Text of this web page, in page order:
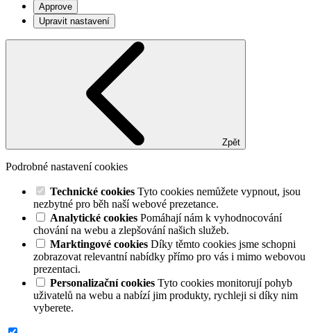
Approve
Upravit nastavení
Zpět
Podrobné nastavení cookies
Technické cookies Tyto cookies nemůžete vypnout, jsou
nezbytné pro běh naší webové prezetance.
Analytické cookies Pomáhají nám k vyhodnocování
chování na webu a zlepšování našich služeb.
Marktingové cookies Díky těmto cookies jsme schopni
zobrazovat relevantní nabídky přímo pro vás i mimo webovou
prezentaci.
Personalizační cookies Tyto cookies monitorují pohyb
uživatelů na webu a nabízí jim produkty, rychleji si díky nim
vyberete.